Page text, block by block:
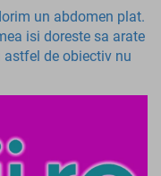
un abdomen plat.
isi doreste sa arate
de obiectiv nu